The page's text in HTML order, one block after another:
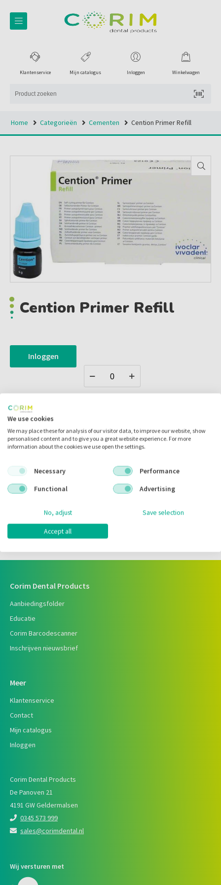
Winkelwagen
Inloggen
Mijn catalogus
Klantenservice
Home Categorieën Cementen Cention Primer Refill
Cention Primer Refill
Inloggen
Zet inmijn barcodes
Merk:
Code fabrikant:
740833WW
Voorraad:
Corim Dental Products
Aanbiedingsfolder
Educatie
Corim Barcodescanner
Inschrijven nieuwsbrief
Meer
Klantenservice
Contact
Mijn catalogus
Inloggen
Corim Dental Products
De Panoven 21
4191 GW Geldermalsen
0345 573 999
sales@corimdental.nl
Wij versturen met
We use cookies
We may place these for analysis of our visitor data, to improve our website, show
personalised content and to give you a great website experience. For more
information about the cookies we use open the settings.
Necessary
Performance
Functional
Advertising
No, adjust Save selection
Accept all